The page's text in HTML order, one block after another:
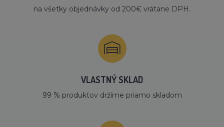
na všetky objednávky od 200€ vrátane DPH.
VLASTNÝ SKLAD
99 % produktov držíme priamo skladom